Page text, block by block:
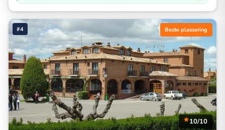
#4 Beste plassering
10/10